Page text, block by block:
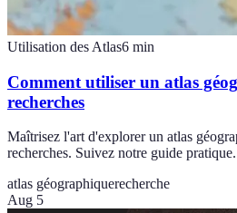
Utilisation des Atlas6 min
Comment utiliser un atlas
recherches
Maîtrisez l'art d'explorer un atlas
recherches. Suivez notre guide pratique.
atlas géographiquerecherche
Aug 5